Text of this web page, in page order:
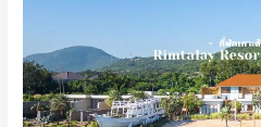
Koh
Larn
(ริม